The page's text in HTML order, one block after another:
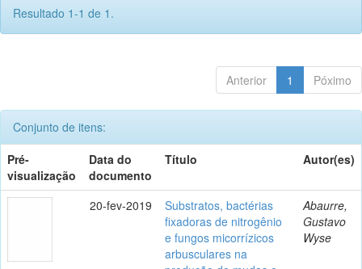
Resultado 1-1 de 1.
Anterior 1 Póximo
Conjunto de itens:
Pré-
visualização
Data do
documento
Título Autor(es)
20-fev-2019
Substratos, bactérias
fixadoras de nitrogênio
e fungos micorrízicos
arbusculares na
Abaurre,
Gustavo
Wyse